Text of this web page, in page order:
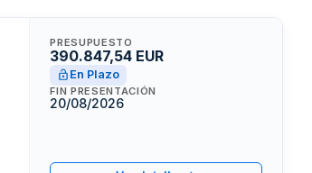
PRESUPUESTO
390.847,54 EUR
En Plazo
FIN PRESENTACIÓN
20/08/2026